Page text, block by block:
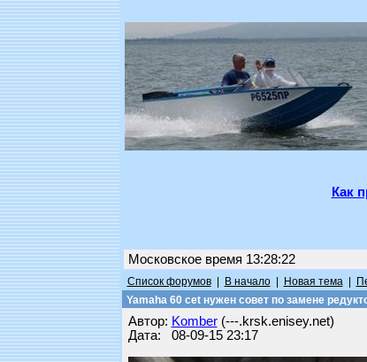
Как
Московское время 13:28:22
Список форумов| В начало| Новая тема|
Yamaha 60 cet нужен совет по замене
Автор: Komber(---.krsk.enisey.net)
Дата: 08-09-15 23:17